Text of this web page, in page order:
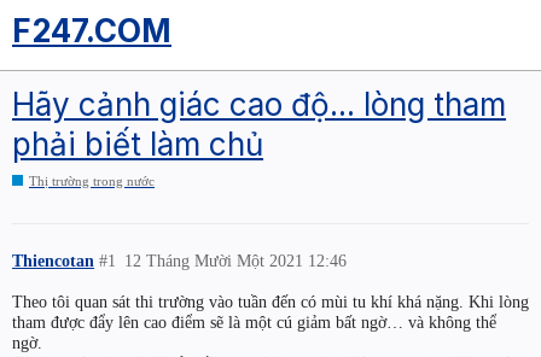
F247.COM
Hãy cảnh giác cao độ... lòng tham
phải biết làm chủ
Thị trường trong nước
Thiencotan 12 Tháng Mười Một 2021 12:46
#1
Theo tôi quan sát thi trường vào tuần đến có mùi tu khí khá nặng. Khi lòng
tham được đẩy lên cao điểm sẽ là một cú giảm bất ngờ… và không thể
ngờ.